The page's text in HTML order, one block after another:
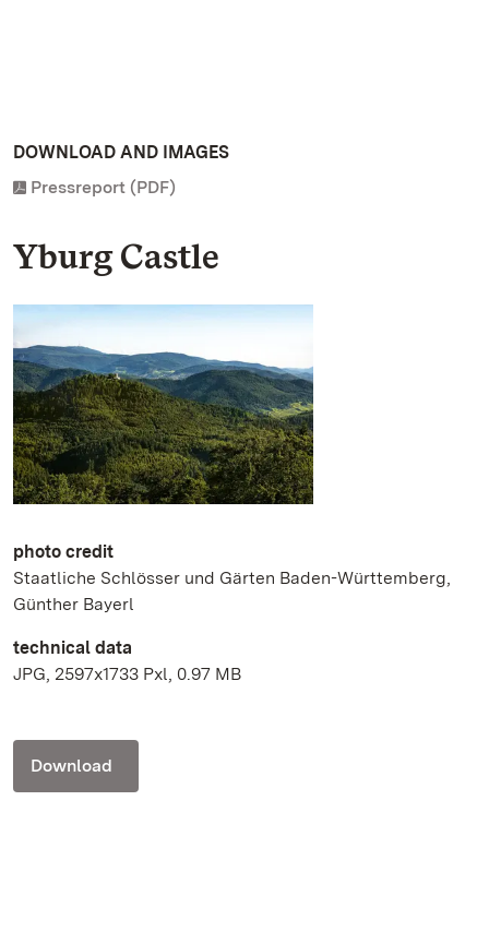
DOWNLOAD AND IMAGES
Pressreport (PDF)
Yburg Castle
photo credit
Staatliche Schlösser und Gärten Baden-Württemberg,
Günther Bayerl
technical data
JPG, 2597x1733 Pxl, 0.97 MB
Download